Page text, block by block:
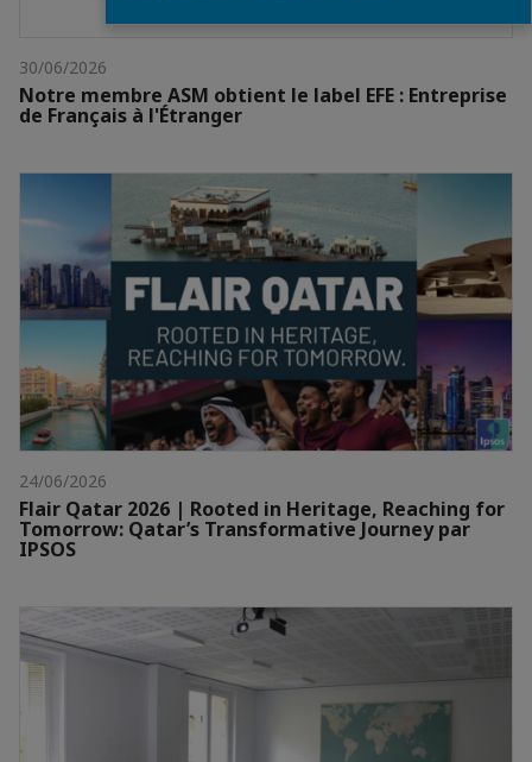
30/06/2026
Notre membre ASM obtient le label EFE : Entreprise
de Français à l'Étranger
24/06/2026
Flair Qatar 2026 | Rooted in Heritage, Reaching for
Tomorrow: Qatar’s Transformative Journey par
IPSOS